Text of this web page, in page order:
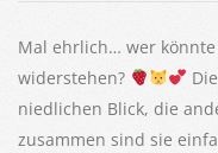
Mal ehrlich… wer
widerstehen?
niedlichen Blick, die
zusammen sind sie